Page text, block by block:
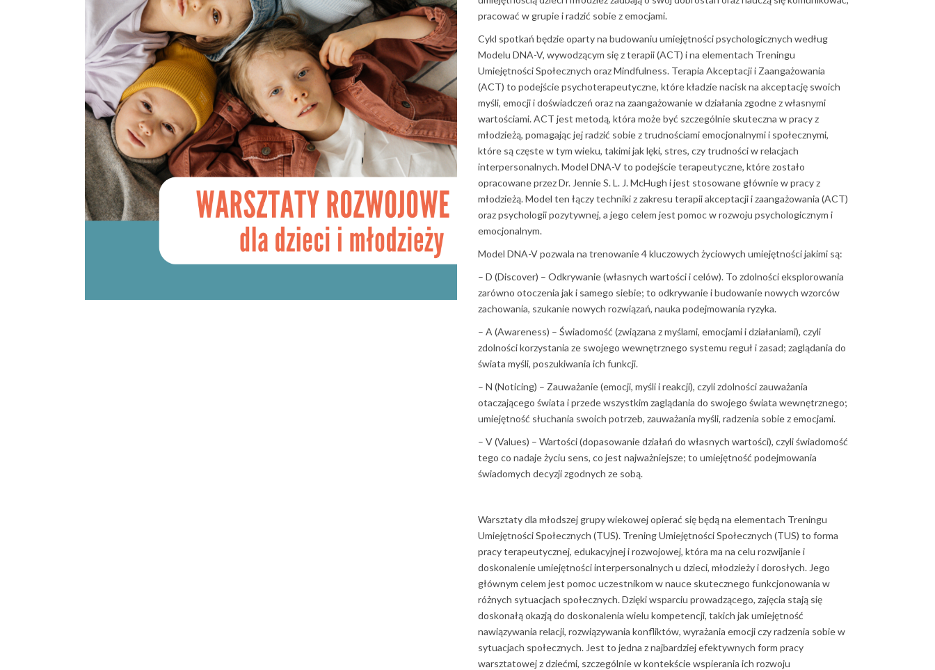
pracować w grupie i radzić sobie z emocjami.
Cykl spotkań będzie oparty na budowaniu umiejętności psychologicznych według
Modelu DNA-V, wywodzącym się z terapii (ACT) i na elementach Treningu
Umiejętności Społecznych oraz Mindfulness. Terapia Akceptacji i Zaangażowania
(ACT) to podejście psychoterapeutyczne, które kładzie nacisk na akceptację swoich
myśli, emocji i doświadczeń oraz na zaangażowanie w działania zgodne z własnymi
wartościami. ACT jest metodą, która może być szczególnie skuteczna w pracy z
młodzieżą, pomagając jej radzić sobie z trudnościami emocjonalnymi i społecznymi,
które są częste w tym wieku, takimi jak lęki, stres, czy trudności w relacjach
interpersonalnych. Model DNA-V to podejście terapeutyczne, które zostało
opracowane przez Dr. Jennie S. L. J. McHugh i jest stosowane głównie w pracy z
młodzieżą. Model ten łączy techniki z zakresu terapii akceptacji i zaangażowania (ACT)
oraz psychologii pozytywnej, a jego celem jest pomoc w rozwoju psychologicznym i
emocjonalnym.
Model DNA-V pozwala na trenowanie 4 kluczowych życiowych umiejętności jakimi są:
– D (Discover) – Odkrywanie (własnych wartości i celów). To zdolności eksplorowania
zarówno otoczenia jak i samego siebie; to odkrywanie i budowanie nowych wzorców
zachowania, szukanie nowych rozwiązań, nauka podejmowania ryzyka.
– A (Awareness) – Świadomość (związana z myślami, emocjami i działaniami), czyli
zdolności korzystania ze swojego wewnętrznego systemu reguł i zasad; zaglądania do
świata myśli, poszukiwania ich funkcji.
– N (Noticing) – Zauważanie (emocji, myśli i reakcji), czyli zdolności zauważania
otaczającego świata i przede wszystkim zaglądania do swojego świata wewnętrznego;
umiejętność słuchania swoich potrzeb, zauważania myśli, radzenia sobie z emocjami.
– V (Values) – Wartości (dopasowanie działań do własnych wartości), czyli świadomość
tego co nadaje życiu sens, co jest najważniejsze; to umiejętność podejmowania
świadomych decyzji zgodnych ze sobą.
Warsztaty dla młodszej grupy wiekowej opierać się będą na elementach Treningu
Umiejętności Społecznych (TUS). Trening Umiejętności Społecznych (TUS) to forma
pracy terapeutycznej, edukacyjnej i rozwojowej, która ma na celu rozwijanie i
doskonalenie umiejętności interpersonalnych u dzieci, młodzieży i dorosłych. Jego
głównym celem jest pomoc uczestnikom w nauce skutecznego funkcjonowania w
różnych sytuacjach społecznych. Dzięki wsparciu prowadzącego, zajęcia stają się
doskonałą okazją do doskonalenia wielu kompetencji, takich jak umiejętność
nawiązywania relacji, rozwiązywania konfliktów, wyrażania emocji czy radzenia sobie w
sytuacjach społecznych. Jest to jedna z najbardziej efektywnych form pracy
warsztatowej z dziećmi, szczególnie w kontekście wspierania ich rozwoju